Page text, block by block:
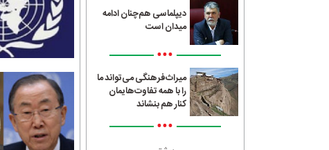
دیپلماسی هم‌چنان ادامه
میدان است
•••
میراث‌فرهنگی می‌تواند ما
را با همه تفاوت‌هایمان
کنار هم بنشاند
•••